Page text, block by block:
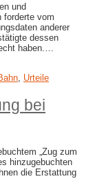
und
forderte vom
anderer
dessen
haben.…
Urteile
bei
„Zug zum
hinzugebuchten
die Erstattung